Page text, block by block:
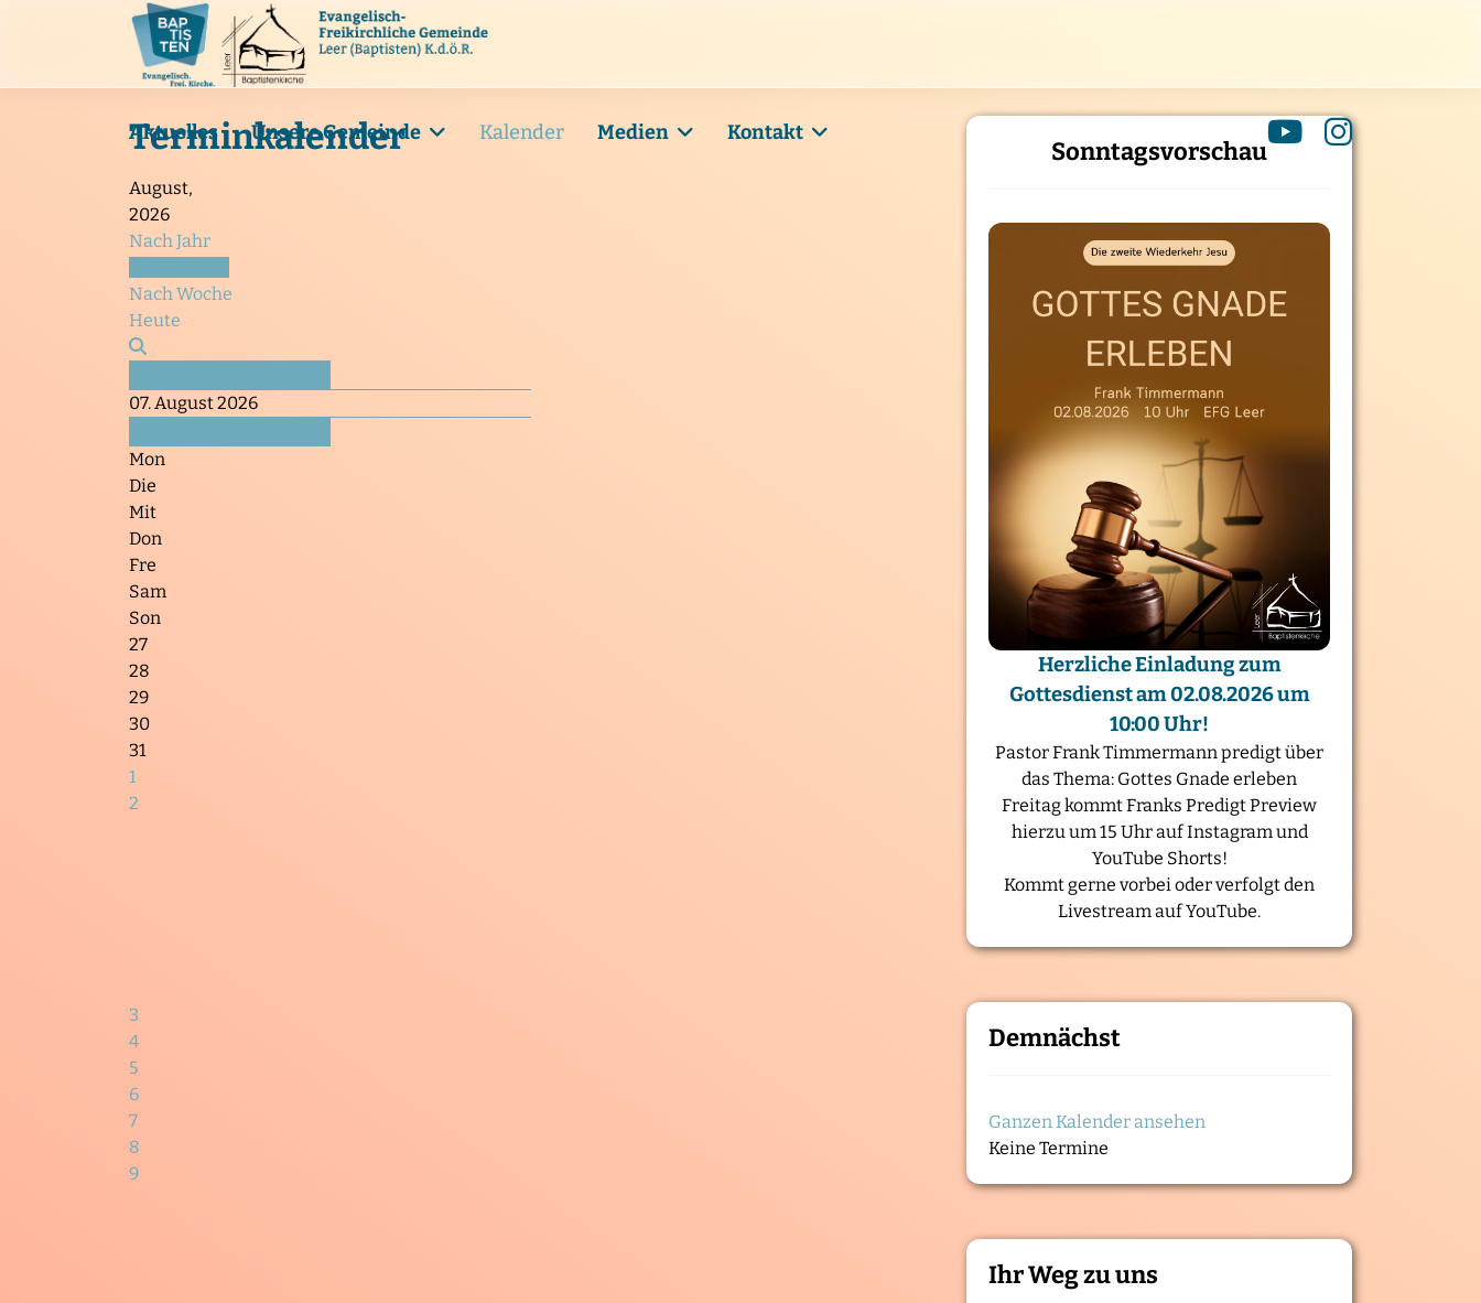
Aktuelles Unsere Gemeinde Kalender Medien Kontakt
Terminkalender
August,
2026
Nach Jahr
Nach Woche
Heute
07. August 2026
Mon
Die
Mit
Don
Fre
Sam
Son
27
28
29
30
31
1
2
3
4
5
6
7
8
9
Sonntagsvorschau
Herzliche Einladung zum
Gottesdienst am 02.08.2026 um
10:00 Uhr!
Pastor Frank Timmermann predigt über
das Thema: Gottes Gnade erleben
Freitag kommt Franks Predigt Preview
hierzu um 15 Uhr auf Instagram und
YouTube Shorts!
Kommt gerne vorbei oder verfolgt den
Livestream auf YouTube.
Demnächst
Ganzen Kalender ansehen
Keine Termine
Ihr Weg zu uns